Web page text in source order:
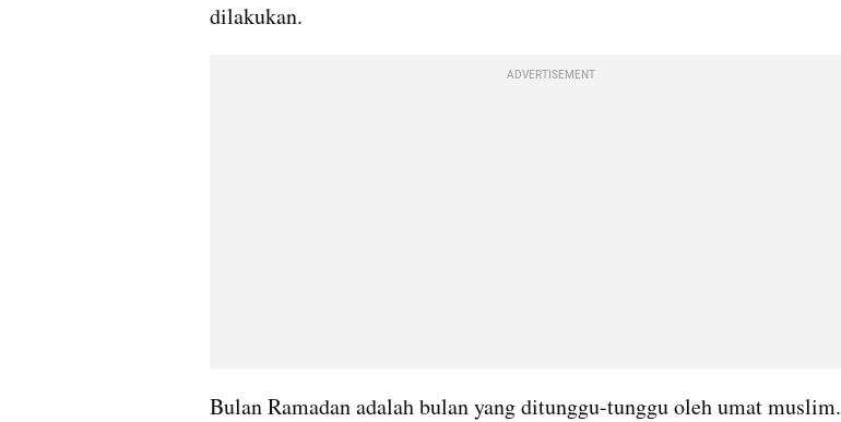
dilakukan.
ADVERTISEMENT
Bulan Ramadan adalah bulan yang ditunggu-tunggu oleh umat muslim.